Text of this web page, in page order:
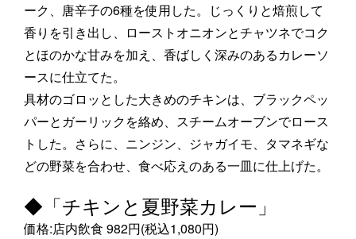
ーク、唐辛子の6種を使用した。じっくりと焙煎して
香りを引き出し、ローストオニオンとチャツネでコク
とほのかな甘みを加え、香ばしく深みのあるカレーソ
ースに仕立てた。
具材のゴロッとした大きめのチキンは、ブラックペッ
パーとガーリックを絡め、スチームオーブンでロース
トした。さらに、ニンジン、ジャガイモ、タマネギな
どの野菜を合わせ、食べ応えのある一皿に仕上げた。
◆「チキンと夏野菜カレー」
価格:店内飲食 982円(税込1,080円)